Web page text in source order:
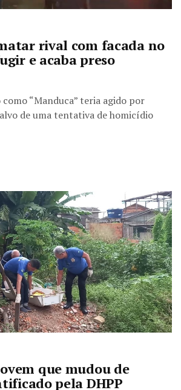
rival com facada no
e acaba preso
“Manduca” teria agido por
de uma tentativa de homicídio
que mudou de
pela DHPP